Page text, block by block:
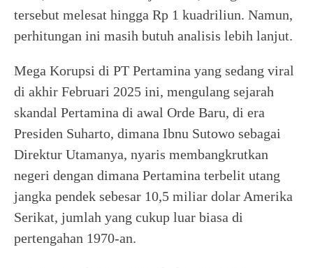
tersebut melesat hingga Rp 1 kuadriliun. Namun,
perhitungan ini masih butuh analisis lebih lanjut.
Mega Korupsi di PT Pertamina yang sedang viral
di akhir Februari 2025 ini, mengulang sejarah
skandal Pertamina di awal Orde Baru, di era
Presiden Suharto, dimana Ibnu Sutowo sebagai
Direktur Utamanya, nyaris membangkrutkan
negeri dengan dimana Pertamina terbelit utang
jangka pendek sebesar 10,5 miliar dolar Amerika
Serikat, jumlah yang cukup luar biasa di
pertengahan 1970-an.